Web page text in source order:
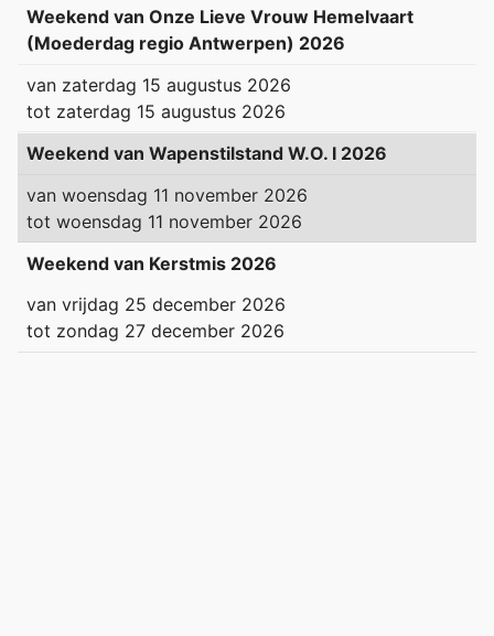
Weekend van Onze Lieve Vrouw Hemelvaart
(Moederdag regio Antwerpen) 2026
van zaterdag 15 augustus 2026
tot zaterdag 15 augustus 2026
Weekend van Wapenstilstand W.O. I 2026
van woensdag 11 november 2026
tot woensdag 11 november 2026
Weekend van Kerstmis 2026
van vrijdag 25 december 2026
tot zondag 27 december 2026